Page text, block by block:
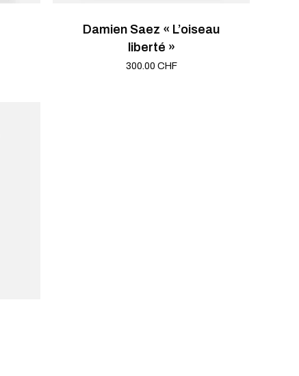
Damien Saez « L’oiseau
liberté »
300.00 CHF